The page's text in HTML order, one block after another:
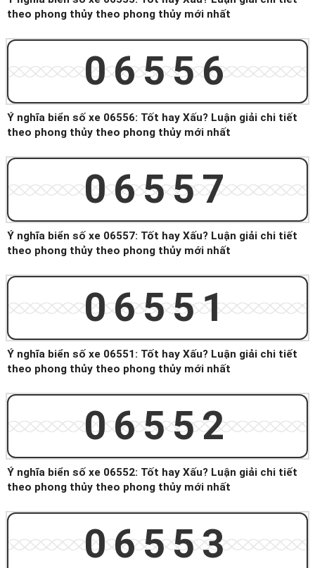
theo phong thủy theo phong thủy mới nhất
06556
Ý nghĩa biển số xe 06556: Tốt hay Xấu? Luận giải chi tiết
theo phong thủy theo phong thủy mới nhất
06557
Ý nghĩa biển số xe 06557: Tốt hay Xấu? Luận giải chi tiết
theo phong thủy theo phong thủy mới nhất
06551
Ý nghĩa biển số xe 06551: Tốt hay Xấu? Luận giải chi tiết
theo phong thủy theo phong thủy mới nhất
06552
Ý nghĩa biển số xe 06552: Tốt hay Xấu? Luận giải chi tiết
theo phong thủy theo phong thủy mới nhất
06553